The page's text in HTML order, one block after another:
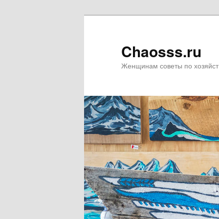
Chaosss.ru
Женщинам советы по